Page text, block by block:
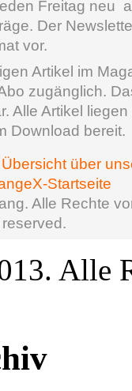
Freitag neu
Der
vor.
Artikel im
zugänglich.
Alle Artikel
Download bereit.
Übersicht über
Startseite
Alle Rechte
reserved.
Alle